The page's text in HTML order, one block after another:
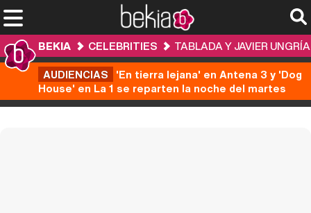
BEKIA CELEBRITIES
TABLADA Y JAVIER
AUDIENCIAS 'En tierra lejana' en Antena 3 y 'Dog
House' en La 1 se reparten la noche del martes